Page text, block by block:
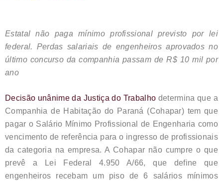
Estatal não paga mínimo profissional previsto por lei
federal. Perdas salariais de engenheiros aprovados no
último concurso da companhia passam de R$ 10 mil por
ano
Decisão unânime da Justiça do Trabalho determina que a
Companhia de Habitação do Paraná (Cohapar) tem que
pagar o Salário Mínimo Profissional de Engenharia como
vencimento de referência para o ingresso de profissionais
da categoria na empresa. A Cohapar não cumpre o que
prevê a Lei Federal 4.950 A/66, que define que
engenheiros recebam um piso de 6 salários mínimos